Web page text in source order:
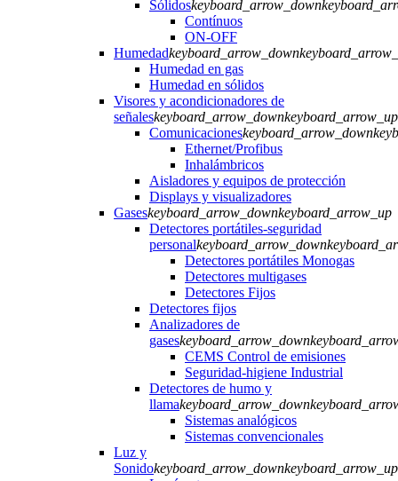
Sólidoskeyboard_arrow_down
Contínuos
ON-OFF
Humedadkeyboard_arrow_down
Humedad en gas
Humedad en sólidos
Visores y acondicionadores de
señaleskeyboard_arrow_downkeyboard_arrow_up
Comunicacioneskeyboard_arrow_down
Ethernet/Profibus
Inhalámbricos
Aisladores y equipos de protección
Displays y visualizadores
Gaseskeyboard_arrow_downkeyboard_arrow_up
Detectores portátiles-seguridad
personalkeyboard_arrow_down
Detectores portátiles Monogas
Detectores multigases
Detectores Fijos
Detectores fijos
Analizadores de
gaseskeyboard_arrow_down
CEMS Control de emisiones
Seguridad-higiene Industrial
Detectores de humo y
llamakeyboard_arrow_down
Sistemas analógicos
Sistemas convencionales
Luz y
Sonidokeyboard_arrow_downkeyboard_arrow_up